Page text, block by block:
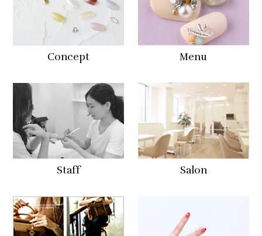
Concept Menu
Staff Salon